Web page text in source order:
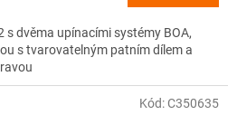
dvěma upínacími systémy BOA,
s tvarovatelným patním dílem a
Kód:C350635